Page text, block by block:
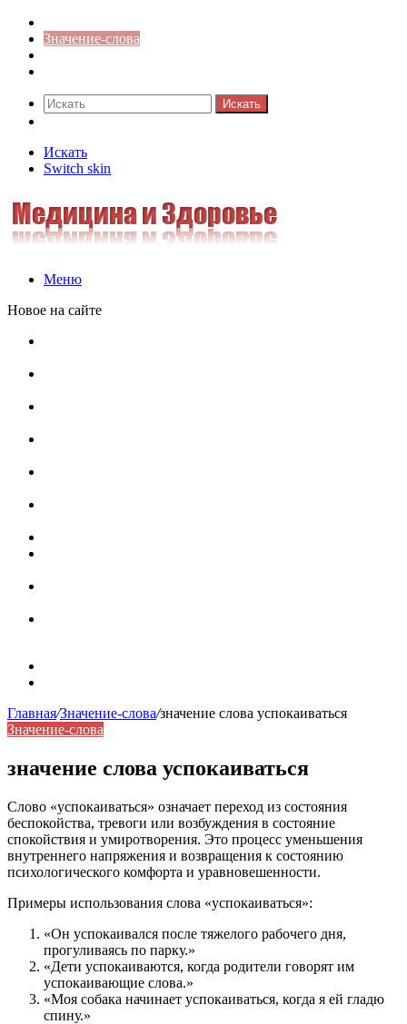
Значение-слова
Искать
Искать
Switch skin
Меню
Новое на сайте
Главная/Значение-слова/значение слова успокаиваться
Значение-слова
значение слова успокаиваться
Слово «успокаиваться» означает переход из состояния
беспокойства, тревоги или возбуждения в состояние
спокойствия и умиротворения. Это процесс уменьшения
внутреннего напряжения и возвращения к состоянию
психологического комфорта и уравновешенности.
Примеры использования слова «успокаиваться»:
«Он успокаивался после тяжелого рабочего дня,
прогуливаясь по парку.»
«Дети успокаиваются, когда родители говорят им
успокаивающие слова.»
«Моя собака начинает успокаиваться, когда я ей гладю
спину.»